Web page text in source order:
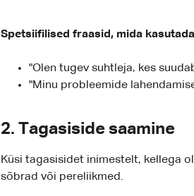
Spetsiifilised fraasid, mida
"Olen tugev suhtleja, kes
"Minu probleemide
2. Tagasiside saamine
Küsi tagasisidet inimestelt, kellega
sõbrad või pereliikmed.